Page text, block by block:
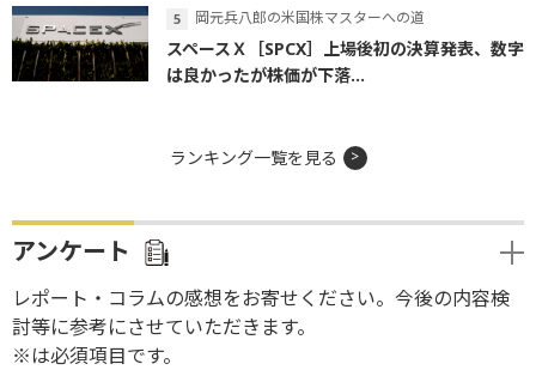
岡元兵八郎の米国株マスターへの道
スペースＸ［SPCX］上場後初の決算発表、数字
は良かったが株価が下落...
ランキング一覧を見る
アンケート
レポート・コラムの感想をお寄せください。今後の内容検
討等に参考にさせていただきます。
※は必須項目です。